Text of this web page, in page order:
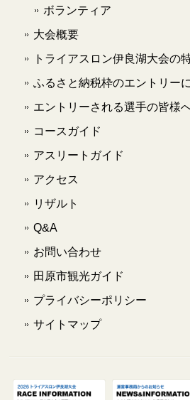
ボランティア
大会概要
トライアスロン伊良湖大会の
ふるさと納税枠のエントリー
エントリーされる選手の皆様
コースガイド
アスリートガイド
アクセス
リザルト
Q&A
お問い合わせ
田原市観光ガイド
プライバシーポリシー
サイトマップ